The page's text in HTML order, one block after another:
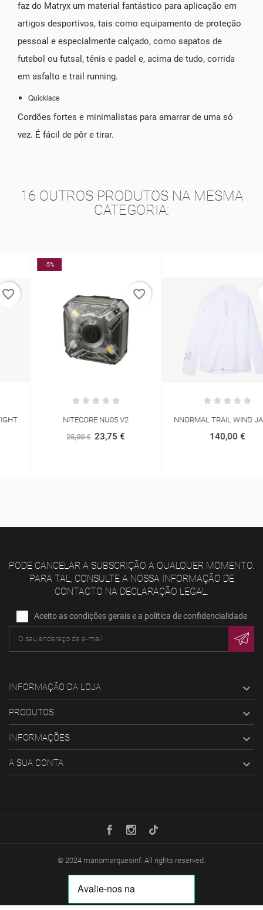
faz do Matryx um material fantástico para aplicação em
artigos desportivos, tais como equipamento de proteção
pessoal e especialmente calçado, como sapatos de
futebol ou futsal, ténis e padel e, acima de tudo, corrida
em asfalto e trail running.
Quicklace
Cordões fortes e minimalistas para amarrar de uma só
vez. É fácil de pôr e tirar.
16 OUTROS PRODUTOS NA MESMA
CATEGORIA:
NITECORE NU05 V2
23,75 €
favorite_border
NNORMAL TRAIL WIND JACKET
140,00 €
PODE CANCELAR A SUBSCRIÇÃO A QUALQUER MOMENTO.
PARA TAL, CONSULTE A NOSSA INFORMAÇÃO DE
CONTACTO NA DECLARAÇÃO LEGAL.
Aceito as condições gerais e a política de confidencialidade
INFORMAÇÃO DA LOJA 
PRODUTOS 
INFORMAÇÕES 
A SUA CONTA 
© 2024 mariomarquesinf. All rights reserved.